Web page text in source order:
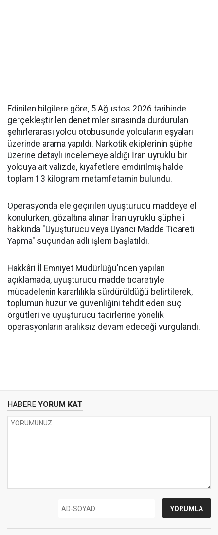
Edinilen bilgilere göre, 5 Ağustos 2026 tarihinde
gerçekleştirilen denetimler sırasında durdurulan
şehirlerarası yolcu otobüsünde yolcuların eşyaları
üzerinde arama yapıldı. Narkotik ekiplerinin şüphe
üzerine detaylı incelemeye aldığı İran uyruklu bir
yolcuya ait valizde, kıyafetlere emdirilmiş halde
toplam 13 kilogram metamfetamin bulundu.
Operasyonda ele geçirilen uyuşturucu maddeye el
konulurken, gözaltına alınan İran uyruklu şüpheli
hakkında "Uyuşturucu veya Uyarıcı Madde Ticareti
Yapma" suçundan adli işlem başlatıldı.
Hakkâri İl Emniyet Müdürlüğü'nden yapılan
açıklamada, uyuşturucu madde ticaretiyle
mücadelenin kararlılıkla sürdürüldüğü belirtilerek,
toplumun huzur ve güvenliğini tehdit eden suç
örgütleri ve uyuşturucu tacirlerine yönelik
operasyonların aralıksız devam edeceği vurgulandı.
HABERE YORUM KAT